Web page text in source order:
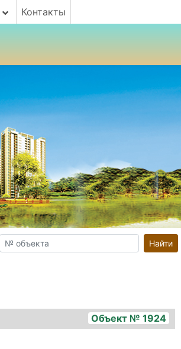
Контакты
Найти
Объект № 1924